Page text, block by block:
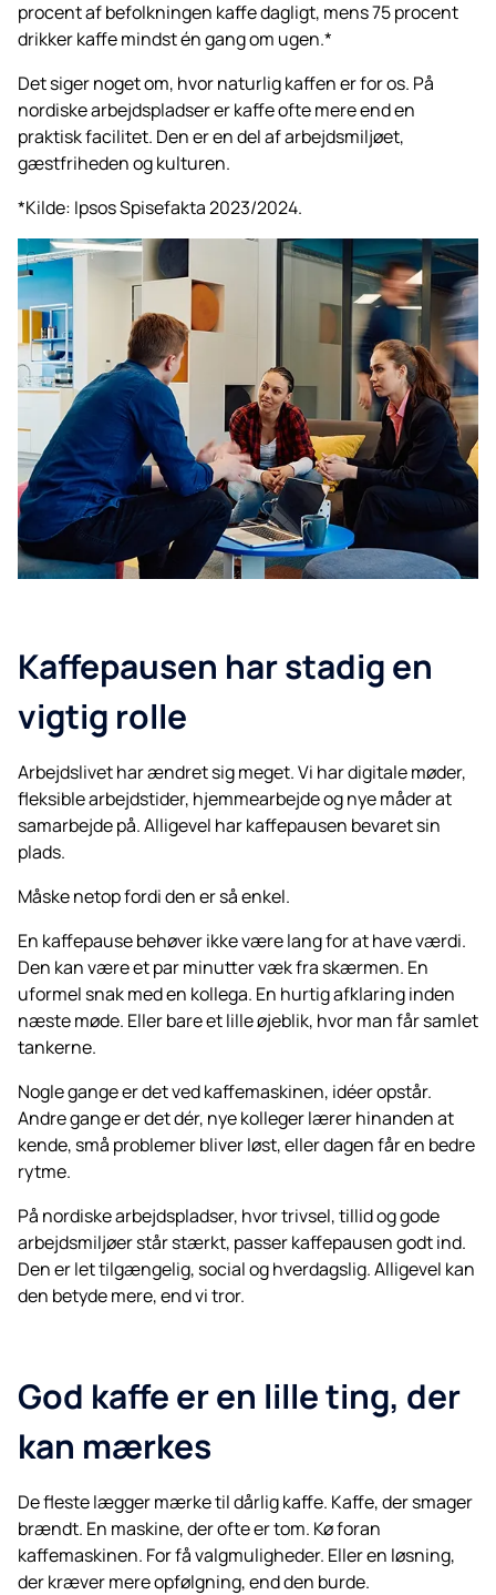
procent af befolkningen kaffe dagligt, mens 75 procent
drikker kaffe mindst én gang om ugen.*
Det siger noget om, hvor naturlig kaffen er for os. På
nordiske arbejdspladser er kaffe ofte mere end en
praktisk facilitet. Den er en del af arbejdsmiljøet,
gæstfriheden og kulturen.
*Kilde: Ipsos Spisefakta 2023/2024.
Kaffepausen har stadig en
vigtig rolle
Arbejdslivet har ændret sig meget. Vi har digitale møder,
fleksible arbejdstider, hjemmearbejde og nye måder at
samarbejde på. Alligevel har kaffepausen bevaret sin
plads.
Måske netop fordi den er så enkel.
En kaffepause behøver ikke være lang for at have værdi.
Den kan være et par minutter væk fra skærmen. En
uformel snak med en kollega. En hurtig afklaring inden
næste møde. Eller bare et lille øjeblik, hvor man får samlet
tankerne.
Nogle gange er det ved kaffemaskinen, idéer opstår.
Andre gange er det dér, nye kolleger lærer hinanden at
kende, små problemer bliver løst, eller dagen får en bedre
rytme.
På nordiske arbejdspladser, hvor trivsel, tillid og gode
arbejdsmiljøer står stærkt, passer kaffepausen godt ind.
Den er let tilgængelig, social og hverdagslig. Alligevel kan
den betyde mere, end vi tror.
God kaffe er en lille ting, der
kan mærkes
De fleste lægger mærke til dårlig kaffe. Kaffe, der smager
brændt. En maskine, der ofte er tom. Kø foran
kaffemaskinen. For få valgmuligheder. Eller en løsning,
der kræver mere opfølgning, end den burde.